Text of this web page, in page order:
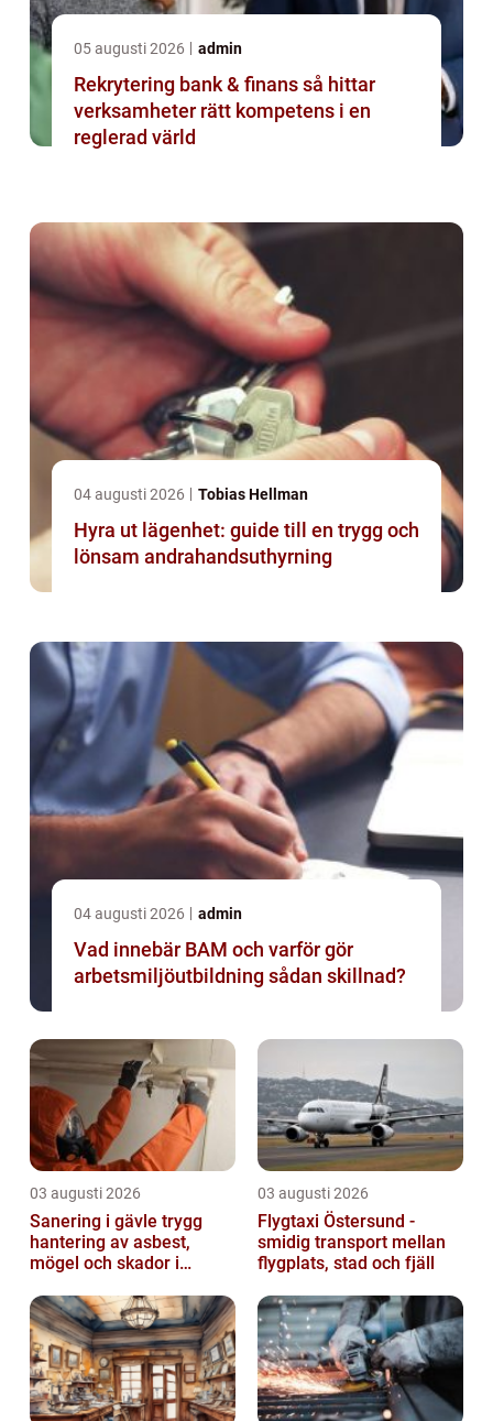
05 augusti 2026 admin
Rekrytering bank & finans så hittar
verksamheter rätt kompetens i en
reglerad värld
04 augusti 2026 Tobias Hellman
Hyra ut lägenhet: guide till en trygg och
lönsam andrahandsuthyrning
04 augusti 2026 admin
Vad innebär BAM och varför gör
arbetsmiljöutbildning sådan skillnad?
03 augusti 2026
Sanering i gävle trygg
hantering av asbest,
mögel och skador i
03 augusti 2026
Flygtaxi Östersund -
smidig transport mellan
flygplats, stad och fjäll